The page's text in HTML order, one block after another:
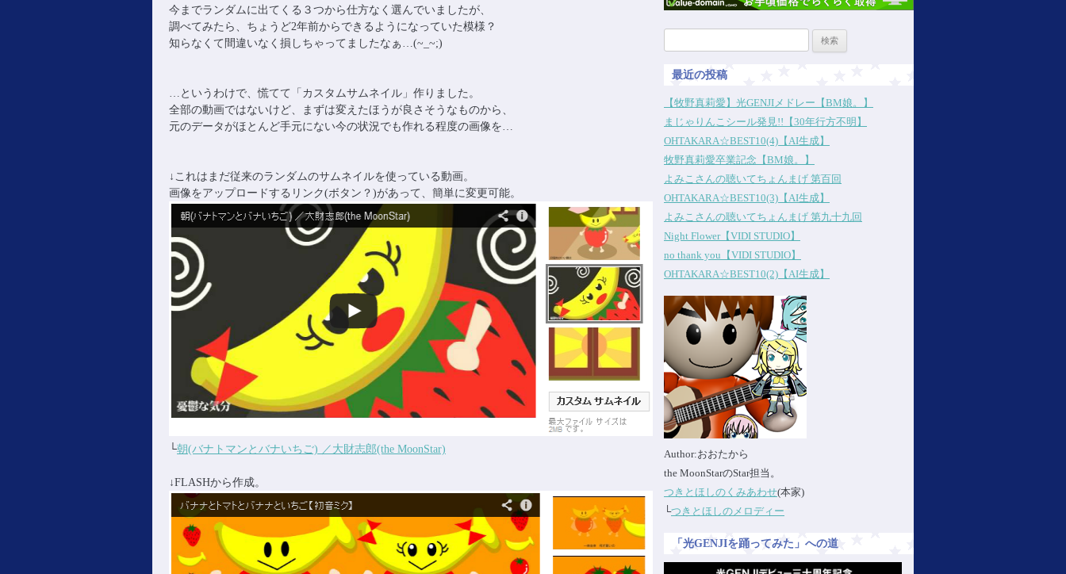
今までランダムに出てくる３つから仕方なく選んでいましたが、
調べてみたら、ちょうど2年前からできるようになっていた模様？
知らなくて間違いなく損しちゃってましたなぁ…(~_~;)
…というわけで、慌てて「カスタムサムネイル」作りました。
全部の動画ではないけど、まずは変えたほうが良さそうなものから、
元のデータがほとんど手元にない今の状況でも作れる程度の画像を…
↓これはまだ従来のランダムのサムネイルを使っている動画。
画像をアップロードするリンク(ボタン？)があって、簡単に変更可能。
└朝(バナトマンとバナいちご) ／大財志郎(the MoonStar)
↓FLASHから作成。
最近の投稿
【牧野真莉愛】光GENJIメドレー【BM娘。】
まじゃりんこシール発見!!【30年行方不明】
OHTAKARA☆BEST10(4)【AI生成】
牧野真莉愛卒業記念【BM娘。】
よみこさんの聴いてちょんまげ 第百回
OHTAKARA☆BEST10(3)【AI生成】
よみこさんの聴いてちょんまげ 第九十九回
Night Flower【VIDI STUDIO】
no thank you【VIDI STUDIO】
OHTAKARA☆BEST10(2)【AI生成】
Author:おおたから
the MoonStarのStar担当。
つきとほしのくみあわせ(本家)
└つきとほしのメロディー
「光GENJIを踊ってみた」への道